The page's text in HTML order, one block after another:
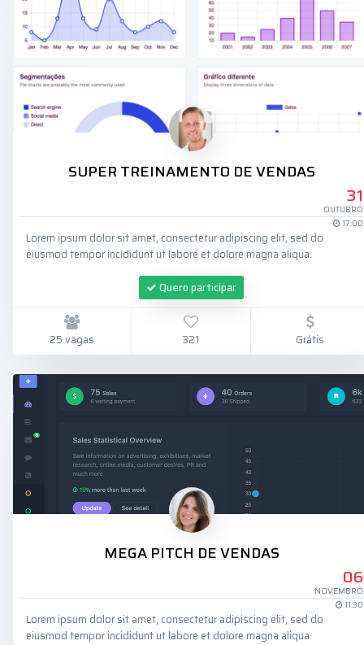
SUPER TREINAMENTO DE VENDAS
31
OUTUBRO
17:00
Lorem ipsum dolor sit amet, consectetur adipiscing elit, sed do
eiusmod tempor incididunt ut labore et dolore magna aliqua.
Quero participar
25 vagas 321 Grátis
MEGA PITCH DE VENDAS
06
NOVEMBRO
11:30
Lorem ipsum dolor sit amet, consectetur adipiscing elit, sed do
eiusmod tempor incididunt ut labore et dolore magna aliqua.